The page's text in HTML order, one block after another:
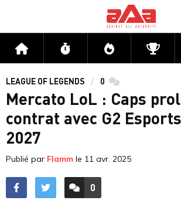
Accueil Flux Directs
LEAGUE OF LEGENDS 0 commentaires
Mercato LoL : Caps
contrat avec G2
2027
Publié par Flamm le 11 avr. 2025
ACCÉDER AUX
0
COMMENTAIRES